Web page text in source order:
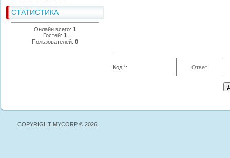
СТАТИСТИКА
Онлайн всего: 1
Гостей: 1
Пользователей: 0
Код *:
COPYRIGHT MYCORP © 2026